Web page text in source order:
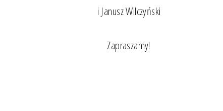
i Janusz Wilczyński
Zapraszamy!